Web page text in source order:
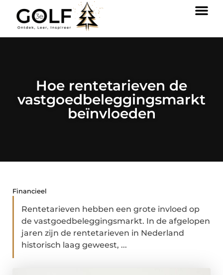
Hoe rentetarieven de
vastgoedbeleggingsmarkt
beïnvloeden
Financieel
Rentetarieven hebben een grote invloed op
de vastgoedbeleggingsmarkt. In de afgelopen
jaren zijn de rentetarieven in Nederland
historisch laag geweest, ...